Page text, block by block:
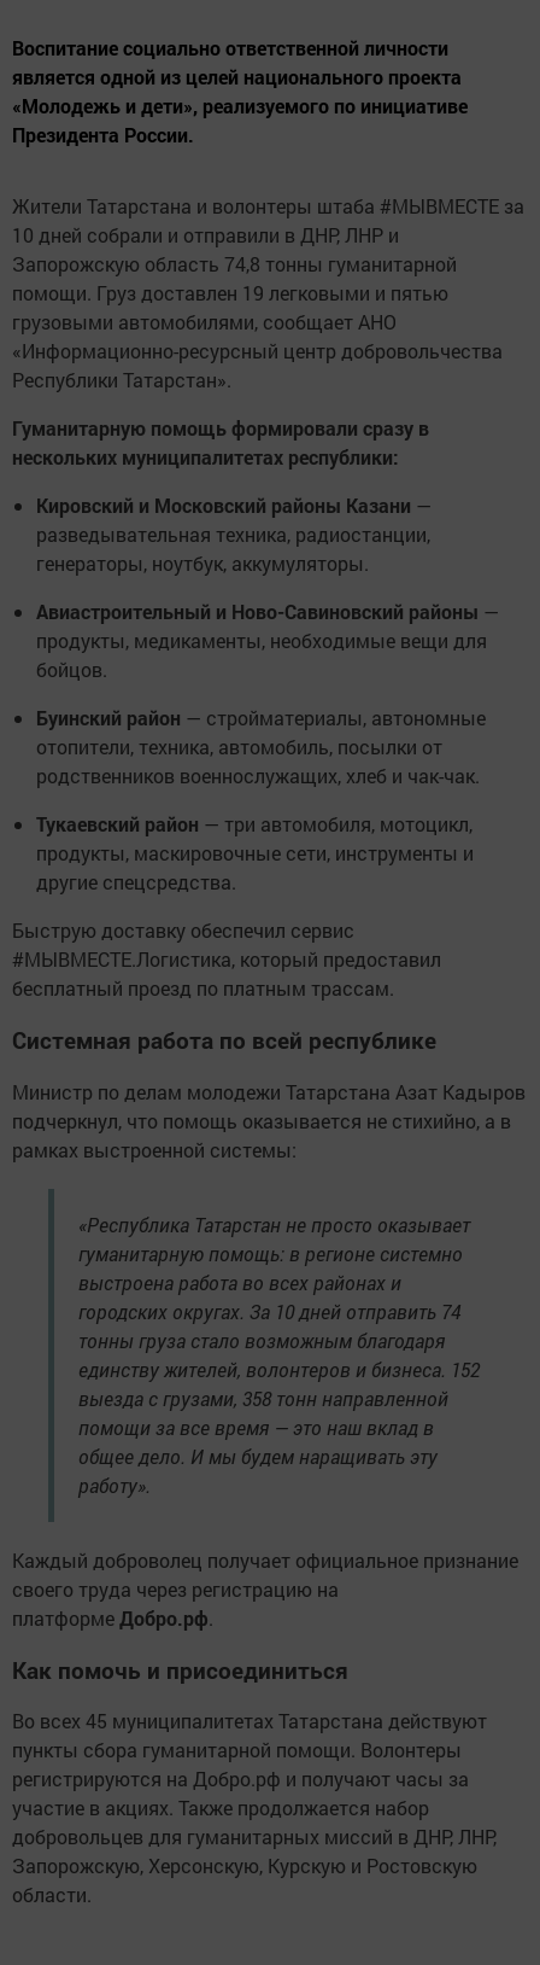
Воспитание социально ответственной личности
является одной из целей национального проекта
«Молодежь и дети», реализуемого по инициативе
Президента России.
Жители Татарстана и волонтеры штаба #МЫВМЕСТЕ за
10 дней собрали и отправили в ДНР, ЛНР и
Запорожскую область 74,8 тонны гуманитарной
помощи. Груз доставлен 19 легковыми и пятью
грузовыми автомобилями, сообщает АНО
«Информационно-ресурсный центр добровольчества
Республики Татарстан».
Гуманитарную помощь формировали сразу в
нескольких муниципалитетах республики:
Кировский и Московский районы Казани —
разведывательная техника, радиостанции,
генераторы, ноутбук, аккумуляторы.
Авиастроительный и Ново-Савиновский районы —
продукты, медикаменты, необходимые вещи для
бойцов.
Буинский район — стройматериалы, автономные
отопители, техника, автомобиль, посылки от
родственников военнослужащих, хлеб и чак-чак.
Тукаевский район — три автомобиля, мотоцикл,
продукты, маскировочные сети, инструменты и
другие спецсредства.
Быструю доставку обеспечил сервис
#МЫВМЕСТЕ.Логистика, который предоставил
бесплатный проезд по платным трассам.
Системная работа по всей республике
Министр по делам молодежи Татарстана Азат Кадыров
подчеркнул, что помощь оказывается не стихийно, а в
рамках выстроенной системы:
«Республика Татарстан не просто оказывает
гуманитарную помощь: в регионе системно
выстроена работа во всех районах и
городских округах. За 10 дней отправить 74
тонны груза стало возможным благодаря
единству жителей, волонтеров и бизнеса. 152
выезда с грузами, 358 тонн направленной
помощи за все время — это наш вклад в
общее дело. И мы будем наращивать эту
работу».
Каждый доброволец получает официальное признание
своего труда через регистрацию на
платформеДобро.рф.
Как помочь и присоединиться
Во всех 45 муниципалитетах Татарстана действуют
пункты сбора гуманитарной помощи. Волонтеры
регистрируются на Добро.рф и получают часы за
участие в акциях. Также продолжается набор
добровольцев для гуманитарных миссий в ДНР, ЛНР,
Запорожскую, Херсонскую, Курскую и Ростовскую
области.